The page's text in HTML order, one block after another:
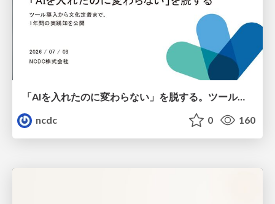
「AIを入れたのに変わらない」を脱する。ツール導入から文化定着まで、1年間の実践知を公開
ncdc
0 160